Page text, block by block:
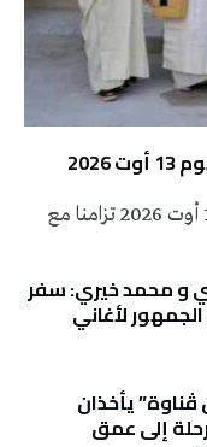
تُنظم جمعية تراثنا يوم الخميس المقبل 13 أوت 2026 تزامنا مع
و محمد خيري: سفر
لأغاني
يأخذان
إلى عمق